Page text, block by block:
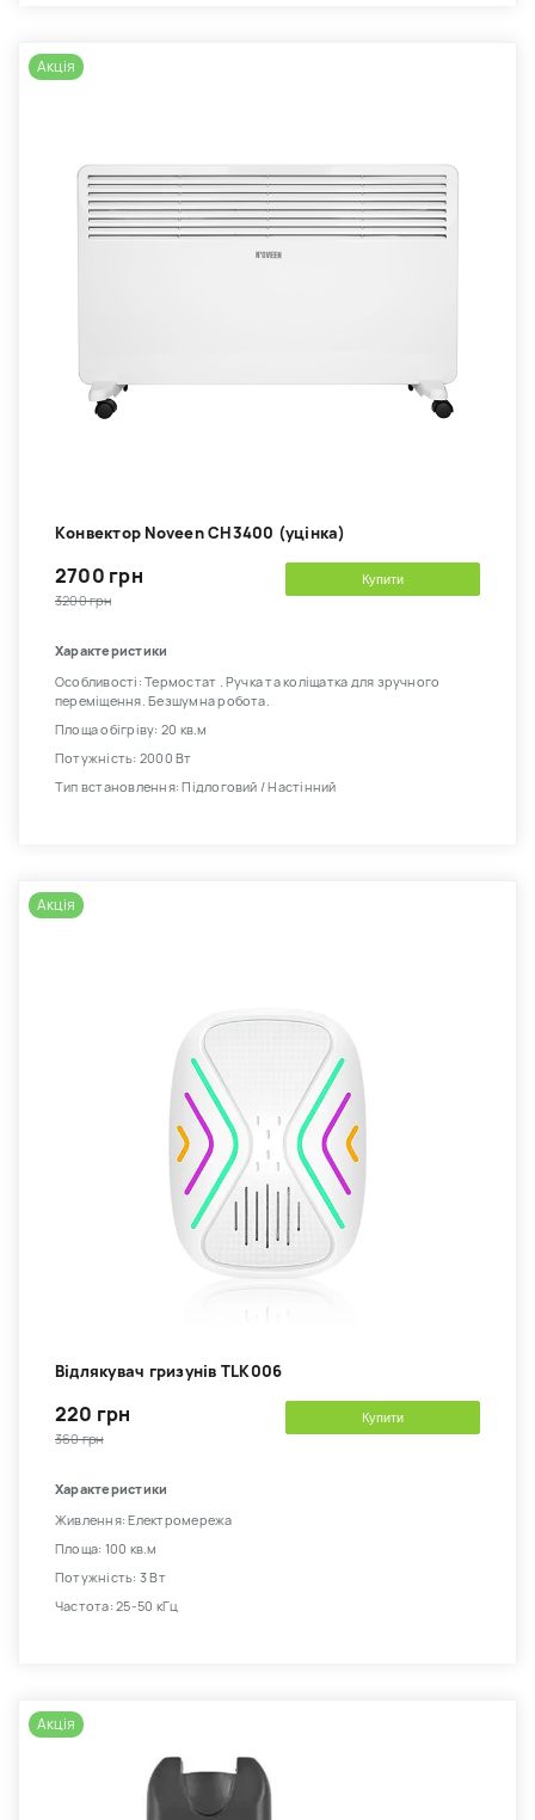
Акція
Kонвектор Noveen CH3400 (уцінка)
2700 грн
3200 грн
Купити
Характеристики
Особливості: Термостат . Ручка та коліщатка для зручного
переміщення. Безшумна робота.
Площа обігріву: 20 кв.м
Потужність: 2000 Вт
Тип встановлення: Підлоговий / Настінний
Акція
Відлякувач гризунів TLK006
220 грн
360 грн
Купити
Характеристики
Живлення: Електромережа
Площа: 100 кв.м
Потужність: 3 Вт
Частота: 25-50 кГц
Акція